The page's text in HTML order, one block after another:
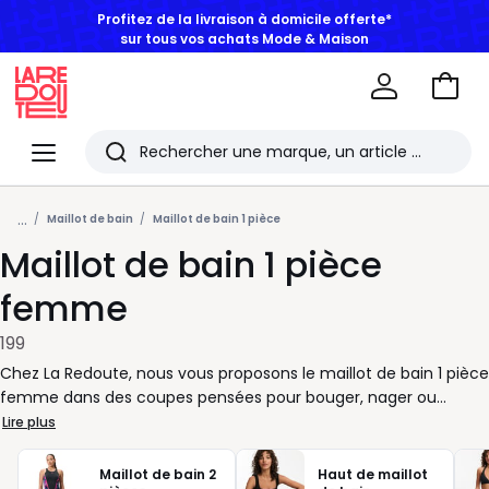
BONS PLANS | Jusqu'à -50% dès 2 articles*
Menu
Redoute
Rechercher
Les
derniers
articles
consultés
Aller
... Maillot de bain Maillot de bain 1 pièce
Maillot de bain 1 pièce
femme
199
Chez La Redoute, nous vous proposons le maillot de bain 1 pièce
femme dans des coupes pensées pour bouger, nager ou
simplement profiter du soleil avec aisance. Décolleté droit, dos
nageur, bretelles larges, version gainante ou plus épurée : à
vous de choisir selon votre maintien préféré et votre style. Pour
Lire plus
Maillot de bain 2
Haut de maillot